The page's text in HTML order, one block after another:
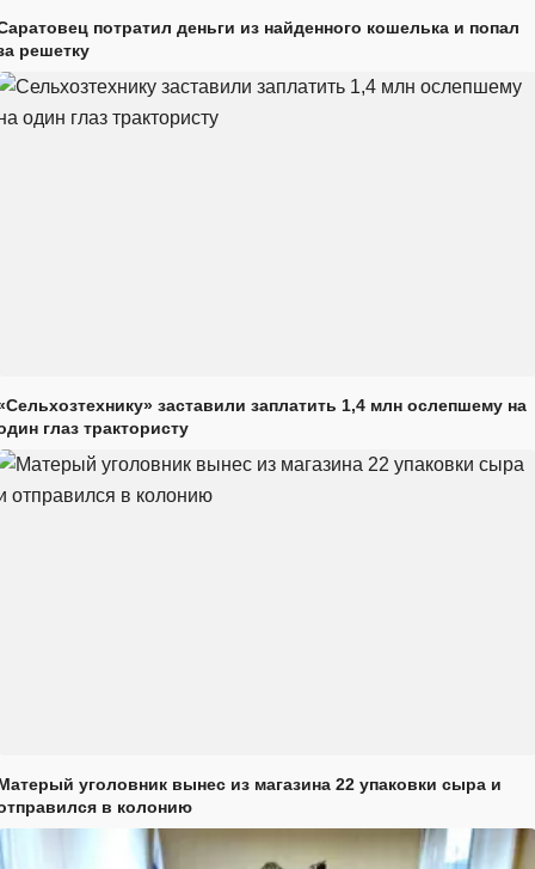
потратил деньги из найденного кошелька и попал
решетку
заставили заплатить 1,4 млн ослепшему на
глаз трактористу
уголовник вынес из магазина 22 упаковки сыра и
в колонию